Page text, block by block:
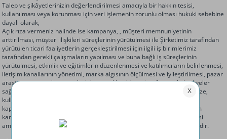
Talep ve şikâyetlerinizin değerlendirilmesi amacıyla bir hakkın tesisi,
kullanılması veya korunması için veri işlemenin zorunlu olması hukuki sebebine
dayalı olarak,
Açık rıza vermeniz halinde ise kampanya, , müşteri memnuniyetinin
arttırılması, müşteri ilişkileri süreçlerinin yürütülmesi ile Şirketimiz tarafından
yürütülen ticari faaliyetlerin gerçekleştirilmesi için ilgili iş birimlerimiz
tarafından gerekli çalışmaların yapılması ve buna bağlı iş süreçlerinin
yürütülmesi, etkinlik ve eğitimlerin düzenlenmesi ve katılımcıların belirlenmesi,
iletişim kanallarının yönetimi, marka algısının ölçülmesi ve iyileştirilmesi, pazar
araştırması ve anket süreçlerinin gerçekleştirilmesi, referans ile hediyeler
sağlanması, Şirket tarafından sunulan ürün ve hizmetlerin beğenilerinize,
kullanım alışkanlıklarınıza ve ihtiyaçlarınıza göre özelleştirilmesi ve bu
kapsamda sizin iletişim kurulmasını tercih ettiğiniz paylaştığınız iletişim
kanalına reklam, promosyon, kampanya ve benzeri iletiler gönderilmesi
amaçları ile ilgili açık rıza hukuki sebebine dayalı olarak işlenebilmektedir.